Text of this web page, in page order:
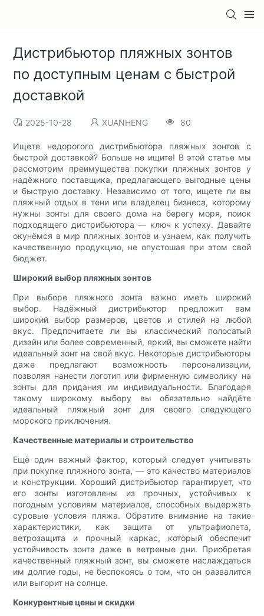
Дистрибьютор пляжных зонтов
по доступным ценам с быстрой
доставкой
2025-10-28 XUANHENG 80
Ищете недорогого дистрибьютора пляжных зонтов с
быстрой доставкой? Больше не ищите! В этой статье мы
рассмотрим преимущества покупки пляжных зонтов у
надёжного поставщика, предлагающего выгодные цены
и быструю доставку. Независимо от того, ищете ли вы
пляжный отдых в тени или владелец бизнеса, которому
нужны зонты для своего дома на берегу моря, поиск
подходящего дистрибьютора — ключ к успеху. Давайте
окунёмся в мир пляжных зонтов и узнаем, как получить
качественную продукцию, не опустошая при этом свой
бюджет.
Широкий выбор пляжных зонтов
При выборе пляжного зонта важно иметь широкий
выбор. Надёжный дистрибьютор предложит вам
широкий выбор размеров, цветов и стилей на любой
вкус. Предпочитаете ли вы классический полосатый
дизайн или более современный, яркий, вы сможете найти
идеальный зонт на свой вкус. Некоторые дистрибьюторы
даже предлагают возможность персонализации,
позволяя нанести логотип или фирменную символику на
зонты для придания им индивидуальности. Благодаря
такому широкому выбору вы обязательно найдёте
идеальный пляжный зонт для своего следующего
морского приключения.
Качественные материалы и строительство
Ещё один важный фактор, который следует учитывать
при покупке пляжного зонта, — это качество материалов
и конструкции. Хороший дистрибьютор гарантирует, что
его зонты изготовлены из прочных, устойчивых к
погодным условиям материалов, способных выдержать
суровые условия пляжа. Обратите внимание на такие
характеристики, как защита от ультрафиолета,
ветрозащита и прочный каркас, который обеспечит
устойчивость зонта даже в ветреные дни. Приобретая
качественный пляжный зонт, вы сможете наслаждаться
им долгие годы, не беспокоясь о том, что он развалится
или выгорит на солнце.
Конкурентные цены и скидки